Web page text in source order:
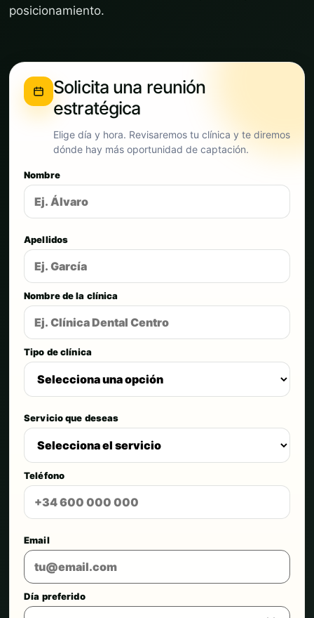
posicionamiento.
Solicita una reunión
estratégica
Elige día y hora. Revisaremos tu clínica y te diremos
dónde hay más oportunidad de captación.
Nombre
Apellidos
Nombre de la clínica
Tipo de clínica
Servicio que deseas
Teléfono
Email
Día preferido